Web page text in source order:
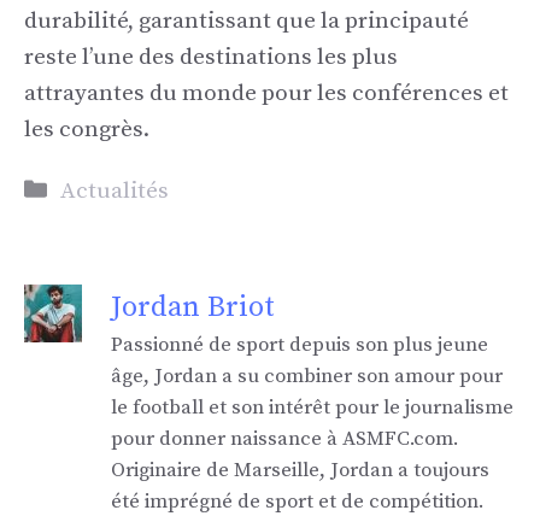
durabilité, garantissant que la principauté
reste l’une des destinations les plus
attrayantes du monde pour les conférences et
les congrès.
Catégories
Actualités
Jordan Briot
Passionné de sport depuis son plus jeune
âge, Jordan a su combiner son amour pour
le football et son intérêt pour le journalisme
pour donner naissance à ASMFC.com.
Originaire de Marseille, Jordan a toujours
été imprégné de sport et de compétition.